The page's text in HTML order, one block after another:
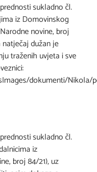
sukladno čl.
iz Domovinskog
novine, broj
natječaj dužan je
traženih uvjeta i sve
dokumenti/Nikola/
sukladno čl.
iz
broj 84/21), uz